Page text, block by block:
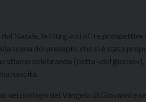
Natale, la liturgia ci offre
scena del presepio, che ci è stata
stiamo celebrando (detta «del
nascita.
nel prologo del Vangelo di Giovanni e